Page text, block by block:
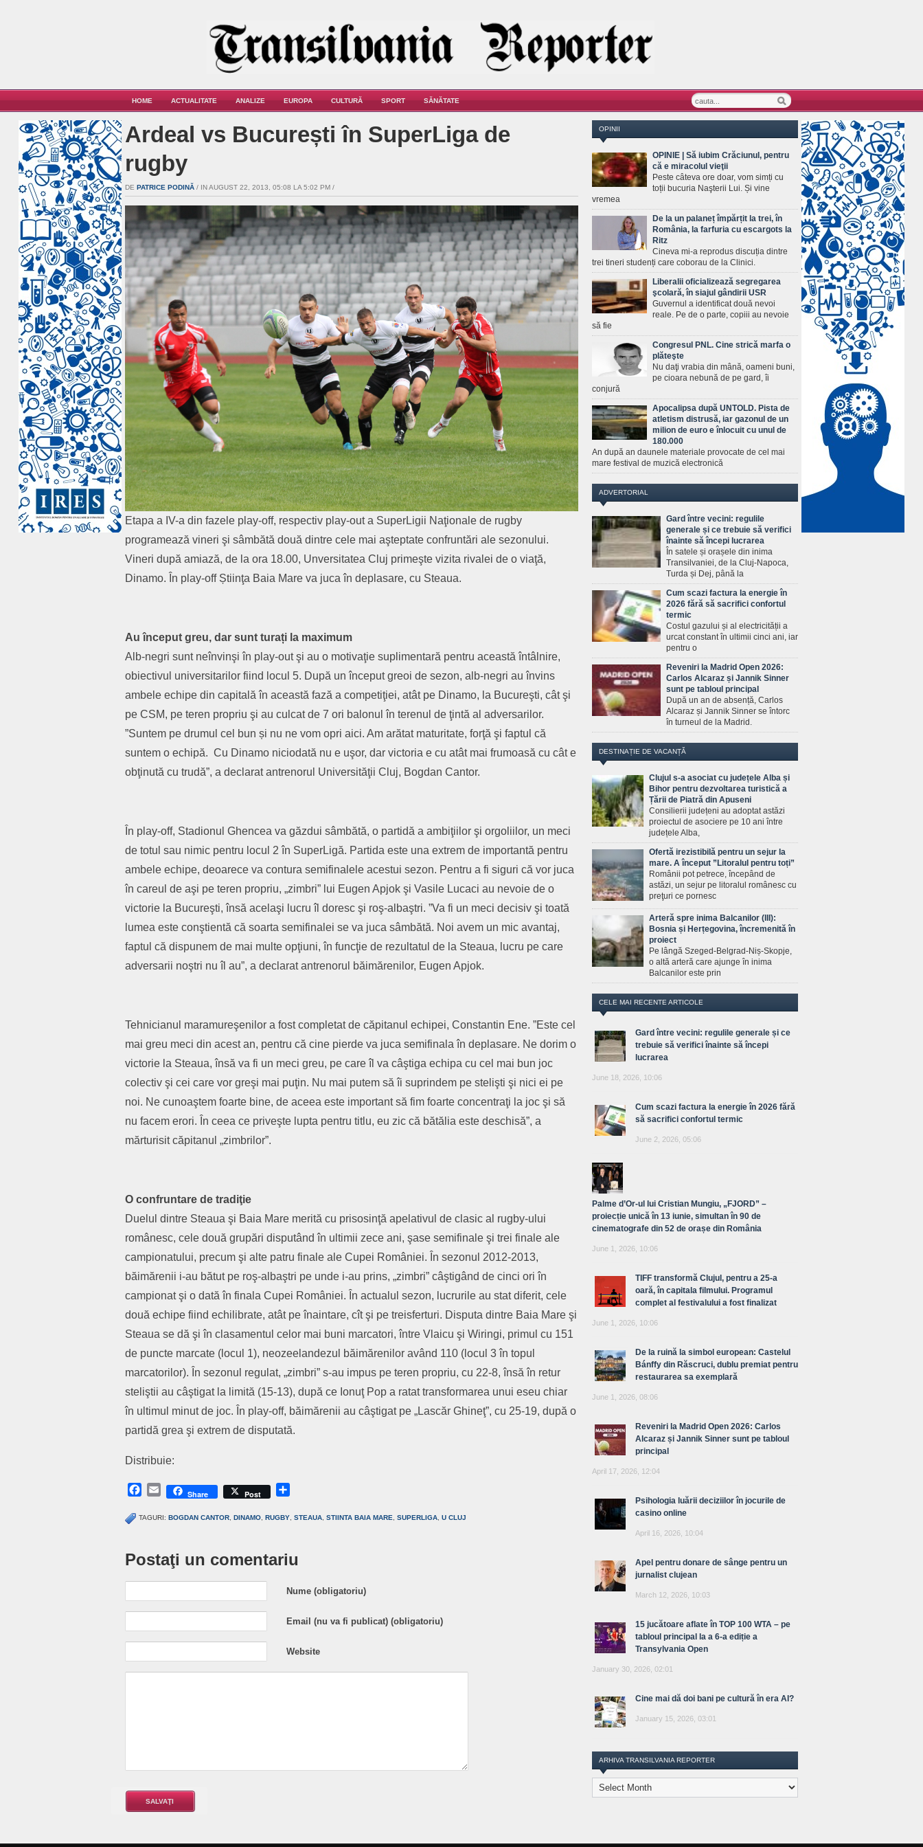
HOME ACTUALITATE ANALIZE EUROPA CULTURĂ SPORT SĂNĂTATE
Ardeal vs București în SuperLiga de
rugby
DE PATRICE PODINĂ / IN AUGUST 22, 2013, 05:08 LA 5:02 PM /
Etapa a IV-a din fazele play-off, respectiv play-out a SuperLigii Naţionale de rugby
programează vineri şi sâmbătă două dintre cele mai aşteptate confruntări ale sezonului.
Vineri după amiază, de la ora 18.00, Unversitatea Cluj primeşte vizita rivalei de o viaţă,
Dinamo. În play-off Știinţa Baia Mare va juca în deplasare, cu Steaua.
Au început greu, dar sunt turați la maximum
Alb-negri sunt neînvinşi în play-out şi au o motivaţie suplimentară pentru această întâlnire,
obiectivul universitarilor fiind locul 5. După un început greoi de sezon, alb-negri au învins
ambele echipe din capitală în această fază a competiţiei, atât pe Dinamo, la Bucureşti, cât şi
pe CSM, pe teren propriu şi au culcat de 7 ori balonul în terenul de ţintă al adversarilor.
”Suntem pe drumul cel bun și nu ne vom opri aici. Am arătat maturitate, forţă şi faptul că
suntem o echipă. Cu Dinamo niciodată nu e uşor, dar victoria e cu atât mai frumoasă cu cât e
obţinută cu trudă”, a declarat antrenorul Universităţii Cluj, Bogdan Cantor.
În play-off, Stadionul Ghencea va găzdui sâmbătă, o partidă a ambiţiilor şi orgoliilor, un meci
de totul sau nimic pentru locul 2 în SuperLigă. Partida este una extrem de importantă pentru
ambele echipe, deoarece va contura semifinalele acestui sezon. Pentru a fi siguri că vor juca
în careul de aşi pe teren propriu, „zimbri” lui Eugen Apjok şi Vasile Lucaci au nevoie de o
victorie la Bucureşti, însă acelaşi lucru îl doresc şi roş-albaştri. ”Va fi un meci decisiv şi toată
lumea este conştientă că soarta semifinalei se va juca sâmbătă. Noi avem un mic avantaj,
faptul că dispunem de mai multe opţiuni, în funcţie de rezultatul de la Steaua, lucru pe care
adversarii noştri nu îl au”, a declarat antrenorul băimărenilor, Eugen Apjok.
Tehnicianul maramureşenilor a fost completat de căpitanul echipei, Constantin Ene. ”Este cel
mai greu meci din acest an, pentru că cine pierde va juca semifinala în deplasare. Ne dorim o
victorie la Steaua, însă va fi un meci greu, pe care îl va câştiga echipa cu cel mai bun joc
colectiv şi cei care vor greşi mai puţin. Nu mai putem să îi suprindem pe stelişti şi nici ei pe
noi. Ne cunoaştem foarte bine, de aceea este important să fim foarte concentraţi la joc şi să
nu facem erori. În ceea ce priveşte lupta pentru titlu, eu zic că bătălia este deschisă”, a
mărturisit căpitanul „zimbrilor”.
O confruntare de tradiţie
Duelul dintre Steaua şi Baia Mare merită cu prisosinţă apelativul de clasic al rugby-ului
românesc, cele două grupări disputând în ultimii zece ani, şase semifinale şi trei finale ale
campionatului, precum şi alte patru finale ale Cupei României. În sezonul 2012-2013,
băimărenii i-au bătut pe roş-albaştri pe unde i-au prins, „zimbri” câştigând de cinci ori în
campionat şi o dată în finala Cupei României. În actualul sezon, lucrurile au stat diferit, cele
două echipe fiind echilibrate, atât pe înaintare, cît şi pe treisferturi. Disputa dintre Baia Mare şi
Steaua se dă şi în clasamentul celor mai buni marcatori, între Vlaicu şi Wiringi, primul cu 151
de puncte marcate (locul 1), neozeelandezul băimărenilor având 110 (locul 3 în topul
marcatorilor). În sezonul regulat, „zimbri” s-au impus pe teren propriu, cu 22-8, însă în retur
steliştii au câştigat la limită (15-13), după ce Ionuţ Pop a ratat transformarea unui eseu chiar
în ultimul minut de joc. În play-off, băimărenii au câştigat pe „Lascăr Ghineţ”, cu 25-19, după o
partidă grea şi extrem de disputată.
Distribuie:
Facebook
EmailShare Post
TAGURI: BOGDAN CANTOR DINAMO RUGBY STEAUA STIINTA BAIA MARE SUPERLIGA U CLUJ
Postaţi un comentariu
Nume (obligatoriu)
Email (nu va fi publicat) (obligatoriu)
Website
OPINII
OPINIE | Să iubim Crăciunul, pentru
că e miracolul vieţii
Peste câteva ore doar, vom simți cu
toții bucuria Naşterii Lui. Și vine
vremea
De la un palaneț împărțit la trei, în
România, la farfuria cu escargots la
Ritz
Cineva mi-a reprodus discuția dintre
trei tineri studenți care coborau de la Clinici.
Liberalii oficializează segregarea
şcolară, în siajul gândirii USR
Guvernul a identificat două nevoi
reale. Pe de o parte, copiii au nevoie
să fie
Congresul PNL. Cine strică marfa o
plăteşte
Nu daţi vrabia din mână, oameni buni,
pe cioara nebună de pe gard, îi
conjură
Apocalipsa după UNTOLD. Pista de
atletism distrusă, iar gazonul de un
milion de euro e înlocuit cu unul de
180.000
An după an daunele materiale provocate de cel mai
mare festival de muzică electronică
ADVERTORIAL
Gard între vecini: regulile
generale și ce trebuie să verifici
înainte să începi lucrarea
În satele și orașele din inima
Transilvaniei, de la Cluj-Napoca,
Turda și Dej, până la
Cum scazi factura la energie în
2026 fără să sacrifici confortul
termic
Costul gazului și al electricității a
urcat constant în ultimii cinci ani, iar
pentru o
Reveniri la Madrid Open 2026:
Carlos Alcaraz și Jannik Sinner
sunt pe tabloul principal
După un an de absență, Carlos
Alcaraz și Jannik Sinner se întorc
în turneul de la Madrid.
DESTINAȚIE DE VACANȚĂ
Clujul s-a asociat cu județele Alba și
Bihor pentru dezvoltarea turistică a
Țării de Piatră din Apuseni
Consilierii județeni au adoptat astăzi
proiectul de asociere pe 10 ani între
județele Alba,
Ofertă irezistibilă pentru un sejur la
mare. A început ”Litoralul pentru toți”
Românii pot petrece, începând de
astăzi, un sejur pe litoralul românesc cu
preţuri ce pornesc
Arteră spre inima Balcanilor (III):
Bosnia și Herțegovina, încremenită în
proiect
Pe lângă Szeged-Belgrad-Niș-Skopje,
o altă arteră care ajunge în inima
Balcanilor este prin
CELE MAI RECENTE ARTICOLE
Gard între vecini: regulile generale și ce
trebuie să verifici înainte să începi
lucrarea
June 18, 2026, 10:06
Cum scazi factura la energie în 2026 fără
să sacrifici confortul termic
June 2, 2026, 05:06
Palme d’Or-ul lui Cristian Mungiu, „FJORD” –
proiecție unică în 13 iunie, simultan în 90 de
cinematografe din 52 de orașe din România
June 1, 2026, 10:06
TIFF transformă Clujul, pentru a 25-a
oară, în capitala filmului. Programul
complet al festivalului a fost finalizat
June 1, 2026, 10:06
De la ruină la simbol european: Castelul
Bánffy din Răscruci, dublu premiat pentru
restaurarea sa exemplară
June 1, 2026, 08:06
Reveniri la Madrid Open 2026: Carlos
Alcaraz și Jannik Sinner sunt pe tabloul
principal
April 17, 2026, 12:04
Psihologia luării deciziilor în jocurile de
casino online
April 16, 2026, 10:04
Apel pentru donare de sânge pentru un
jurnalist clujean
March 12, 2026, 10:03
15 jucătoare aflate în TOP 100 WTA – pe
tabloul principal la a 6-a ediție a
Transylvania Open
January 30, 2026, 02:01
Cine mai dă doi bani pe cultură în era AI?
January 15, 2026, 03:01
ARHIVA TRANSILVANIA REPORTER
Arhiva
Transilvania